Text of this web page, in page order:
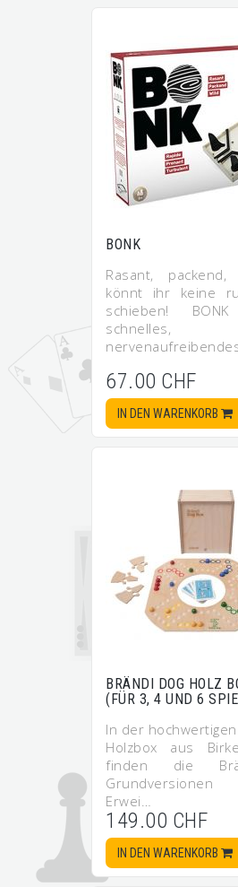
BONK
Rasant,
könnt ihr keine
schieben!
schnelles,
67.00 CHF
IN DEN WARENKORB
BRÄNDI DOG HOLZ
(FÜR 3, 4 UND 6
In der
Holzbox aus
finden die
Erwei…
149.00 CHF
IN DEN WARENKORB